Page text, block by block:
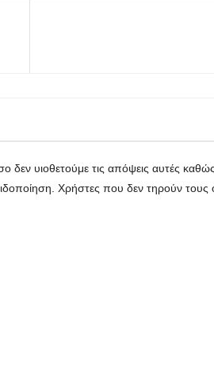
υιοθετούμε τις απόψεις αυτές
Χρήστες που δεν τηρούν τους